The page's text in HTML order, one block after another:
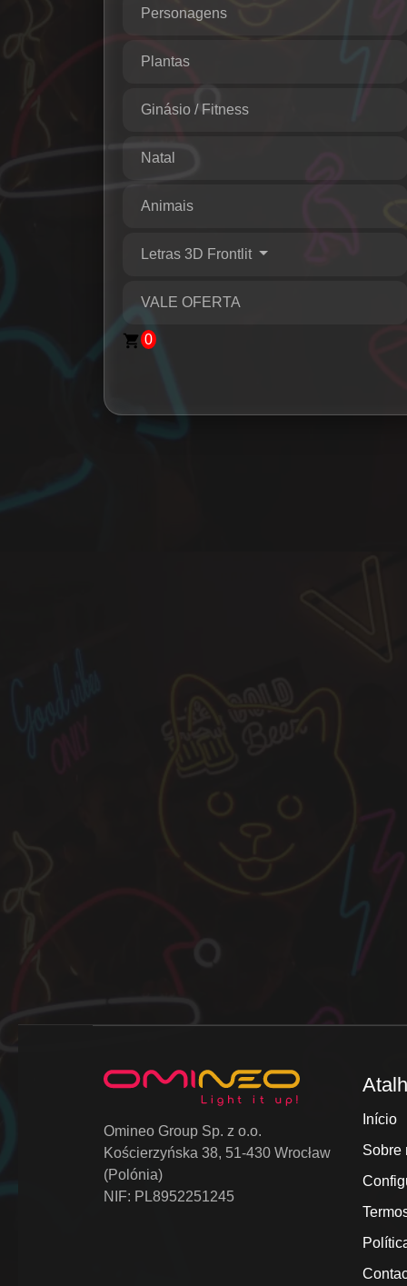
Personagens
Plantas
Ginásio / Fitness
Natal
Animais
Letras 3D Frontlit
VALE OFERTA
0
Omineo Group Sp. z o.o.
Kościerzyńska 38, 51-430 Wrocław
(Polónia)
NIF: PL8952251245
Início
Sobre